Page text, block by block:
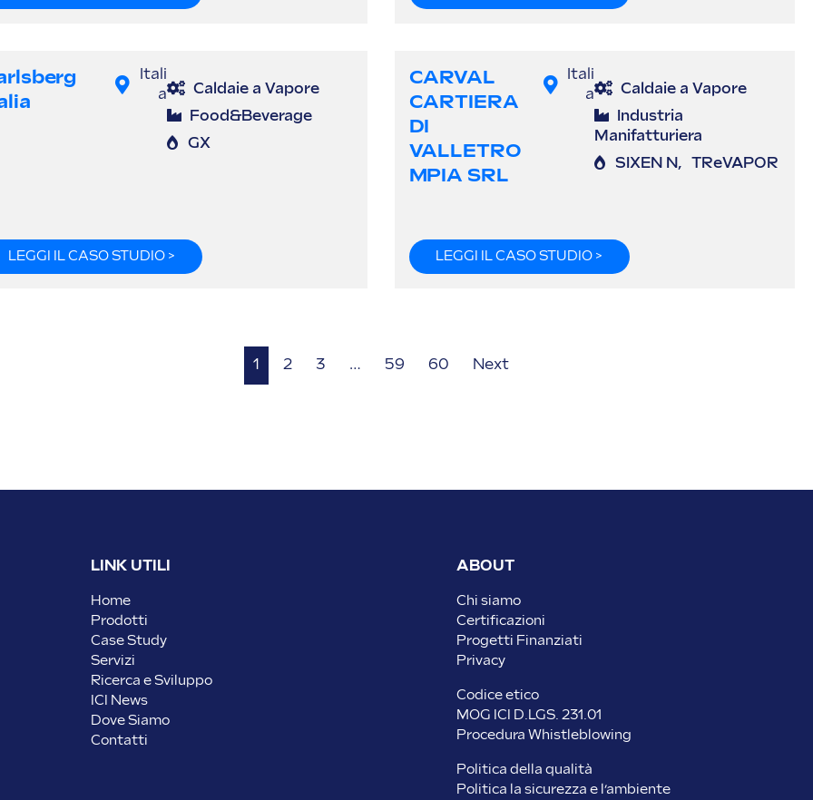
Itali
a
Caldaie a Vapore
Food&Beverage
GX
LEGGI IL CASO STUDIO >
CARVAL
CARTIERA
DI
VALLETRO
MPIA SRL
Itali
a
Caldaie a Vapore
Industria
Manifatturiera
SIXEN N, TReVAPOR
LEGGI IL CASO STUDIO >
1 2 3 … 59 60 Next
LINK UTILI
Home
Prodotti
Case Study
Servizi
Ricerca e Sviluppo
ICI News
Dove Siamo
Contatti
ABOUT
Chi siamo
Certificazioni
Progetti Finanziati
Privacy
Codice etico
MOG ICI D.LGS. 231.01
Procedura Whistleblowing
Politica della qualità
Politica la sicurezza e l’ambiente